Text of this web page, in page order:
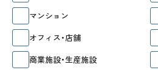
マンション
オフィス・店舗
商業施設・生産施設